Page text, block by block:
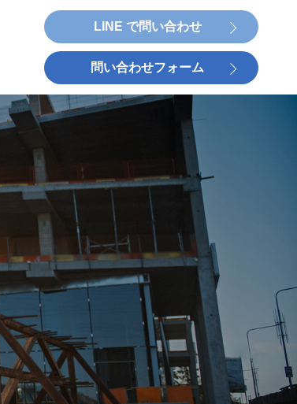
LINE で問い合わせ
問い合わせフォーム